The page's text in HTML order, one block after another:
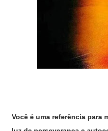
Você é uma referência para